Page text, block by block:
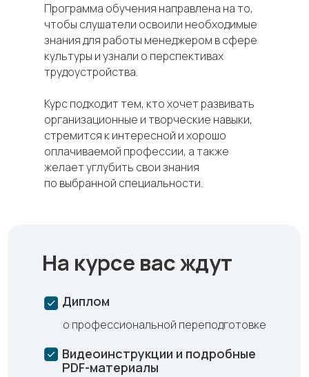
Программа обучения направлена на то,
чтобы слушатели освоили необходимые
знания для работы менеджером в сфере
культуры и узнали о перспективах
трудоустройства.
Курс подходит тем, кто хочет развивать
организационные и творческие навыки,
стремится к интересной и хорошо
оплачиваемой профессии, а также
желает углубить свои знания
по выбранной специальности.
На курсе вас ждут
Видеоинструкции и подробные
PDF-материалы
Диплом
о профессиональной переподготовке